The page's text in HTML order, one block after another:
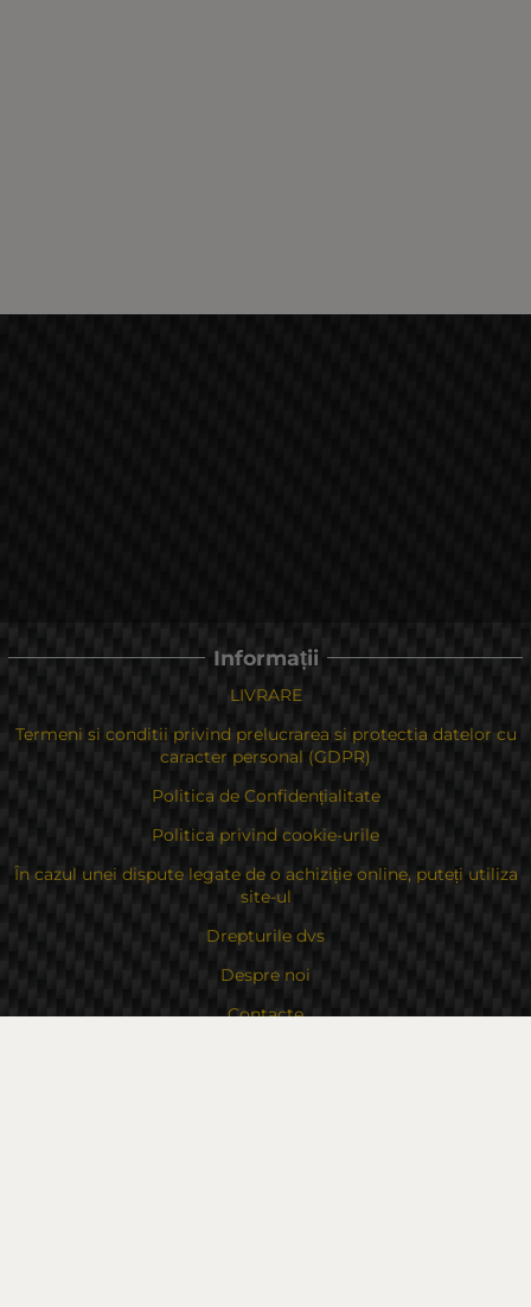
Informații
LIVRARE
Termeni si conditii privind prelucrarea si protectia datelor cu
caracter personal (GDPR)
Politica de Confidențialitate
Politica privind cookie-urile
În cazul unei dispute legate de o achiziție online, puteți utiliza
site-ul
Drepturile dvs
Despre noi
Contacte